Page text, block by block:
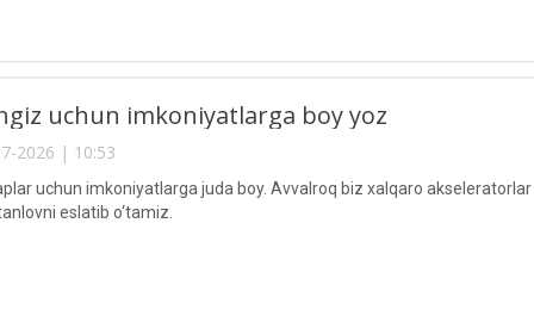
uchun imkoniyatlarga boy yoz
2026 | 10:53
uchun imkoniyatlarga juda boy. Avvalroq biz xalqaro
eslatib o‘tamiz.